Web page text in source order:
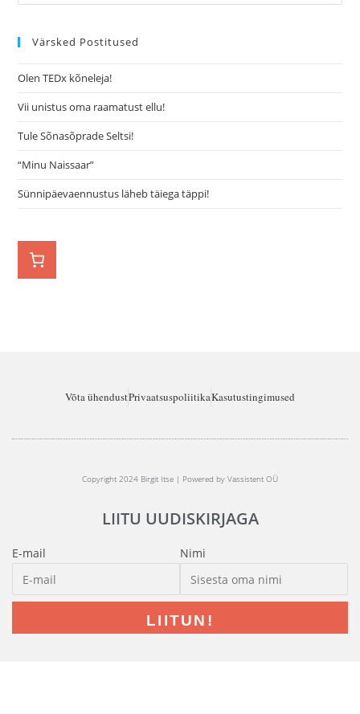
Värsked Postitused
Olen TEDx kõneleja!
Vii unistus oma raamatust ellu!
Tule Sõnasõprade Seltsi!
“Minu Naissaar”
Sünnipäevaennustus läheb täiega täppi!
Võta ühendustPrivaatsuspoliitikaKasutustingimused
Copyright 2024 Birgit Itse | Powered by Vassistent OÜ
LIITU UUDISKIRJAGA
E-mail Nimi
LIITUN!